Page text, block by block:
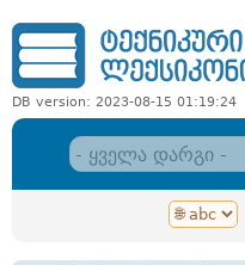
DB version: 2023-08-15 01:19:24